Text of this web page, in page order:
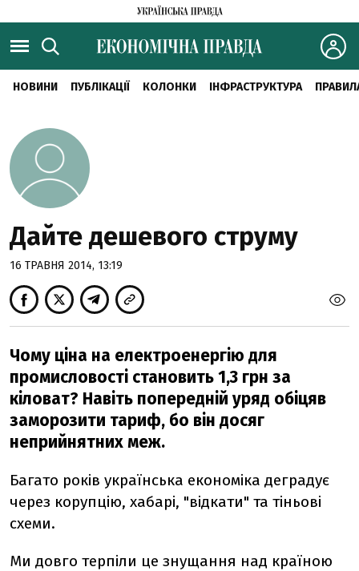
НОВИНИ ПУБЛІКАЦІЇ КОЛОНКИ ІНФРАСТРУКТУРА
Дайте дешевого струму
16 ТРАВНЯ 2014, 13:19
Чому ціна на електроенергію для
промисловості становить 1,3 грн за
кіловат? Навіть попередній уряд обіцяв
заморозити тариф, бо він досяг
неприйнятних меж.
Багато років українська економіка деградує
через корупцію, хабарі, "відкати" та тіньові
схеми.
Ми довго терпіли це знущання над країною